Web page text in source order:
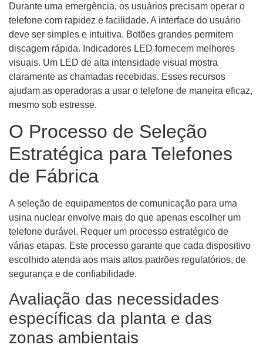
Durante uma emergência, os usuários precisam operar o
telefone com rapidez e facilidade. A interface do usuário
deve ser simples e intuitiva. Botões grandes permitem
discagem rápida. Indicadores LED fornecem melhores
visuais. Um LED de alta intensidade visual mostra
claramente as chamadas recebidas. Esses recursos
ajudam as operadoras a usar o telefone de maneira eficaz,
mesmo sob estresse.
O Processo de Seleção
Estratégica para Telefones
de Fábrica
A seleção de equipamentos de comunicação para uma
usina nuclear envolve mais do que apenas escolher um
telefone durável. Requer um processo estratégico de
várias etapas. Este processo garante que cada dispositivo
escolhido atenda aos mais altos padrões regulatórios, de
segurança e de confiabilidade.
Avaliação das necessidades
específicas da planta e das
zonas ambientais